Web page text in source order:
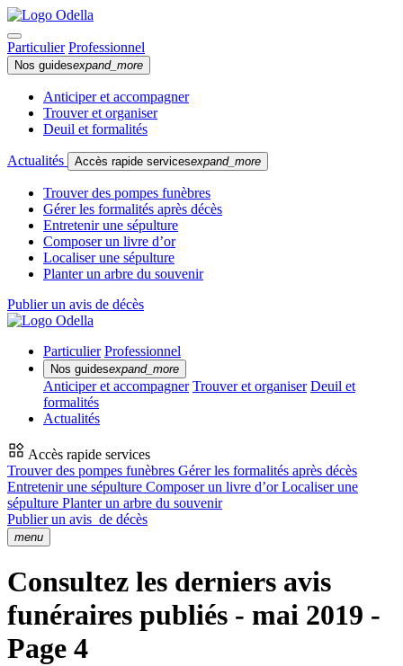
Particulier Professionnel
Nos guidesexpand_more
Anticiper et accompagner
Trouver et organiser
Deuil et formalités
Actualités Accès rapide servicesexpand_more
Trouver des pompes funèbres
Gérer les formalités après décès
Entretenir une sépulture
Composer un livre d’or
Localiser une sépulture
Planter un arbre du souvenir
Publier un avis de décès
Particulier Professionnel
Nos guidesexpand_more
Anticiper et accompagner Trouver et organiser Deuil et
formalités
Actualités
Accès rapide services
Trouver des pompes funèbres Gérer les formalités après décès
Entretenir une sépulture Composer un livre d’orLocaliser une
sépulture Planter un arbre du souvenir
Publier un avis de décès
menu
Consultez les derniers avis
funéraires publiés - mai 2019 -
Page 4